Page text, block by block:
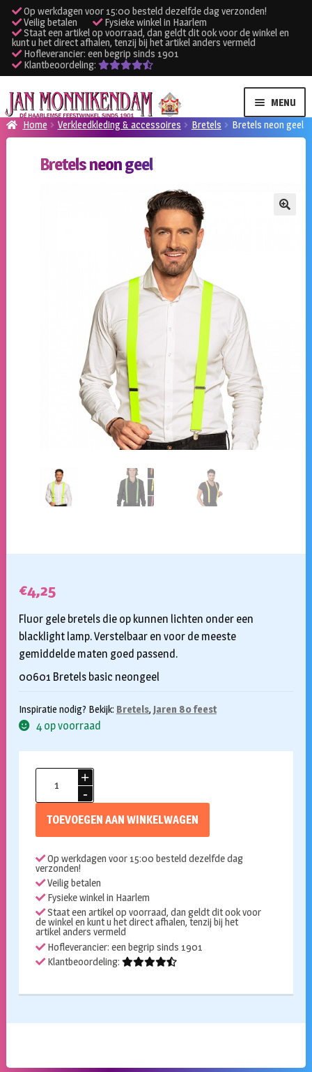
Op werkdagen voor 15:00 besteld dezelfde dag verzonden!
Veilig betalen
Fysieke winkel in Haarlem
Staat een artikel op voorraad, dan geldt dit ook voor de winkel en
kunt u het direct afhalen, tenzij bij het artikel anders vermeld
Hofleverancier: een begrip sinds 1901
Klantbeoordeling:
Ga
door
naar
Ga
naar
de
MENU
Home Verkleedkleding & accessoires Bretels Bretels neon geel
Bretels neon geel
€4,25
Fluor gele bretels die op kunnen lichten onder een
blacklight lamp. Verstelbaar en voor de meeste
gemiddelde maten goed passend.
00601 Bretels basic neongeel
Inspiratie nodig? Bekijk: Bretels, Jaren 80 feest
4 op voorraad
neon
aantal
TOEVOEGEN AAN WINKELWAGEN
Op werkdagen voor 15:00 besteld dezelfde dag
verzonden!
Veilig betalen
Fysieke winkel in Haarlem
Staat een artikel op voorraad, dan geldt dit ook voor
de winkel en kunt u het direct afhalen, tenzij bij het
artikel anders vermeld
Hofleverancier: een begrip sinds 1901
Klantbeoordeling: